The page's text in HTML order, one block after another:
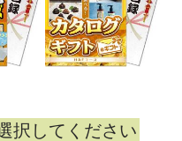
択してください